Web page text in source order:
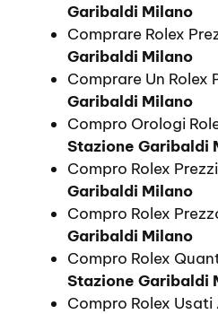
Garibaldi Milano
Comprare Rolex
Garibaldi Milano
Comprare Un Rolex
Garibaldi Milano
Compro Orologi
Stazione Garibaldi
Compro Rolex
Garibaldi Milano
Compro Rolex
Garibaldi Milano
Compro Rolex
Stazione Garibaldi
Compro Rolex